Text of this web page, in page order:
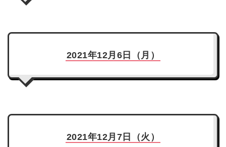
2021年12月6日（月）
2021年12月7日（火）